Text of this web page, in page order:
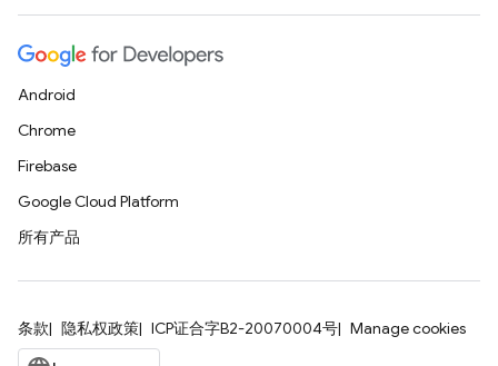
Android
Chrome
Firebase
Google Cloud Platform
所有产品
条款 隐私权政策 ICP证合字B2-20070004号 Manage cookies